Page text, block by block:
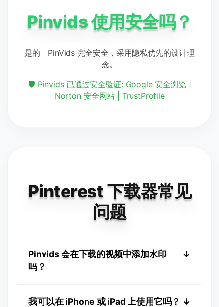
Pinvids 使用安全吗？
是的，PinVids 完全安全，采用隐私优先的设计理
念。
🛡️ Pinvids 已通过安全验证: Google 安全浏览 |
Norton 安全网站 | TrustProfile
Pinterest 下载器常见
问题
Pinvids 会在下载的视频中添加水印
吗？
↓
不会。Pinvids 提供原始状态的干净下载。与许
我可以在 iPhone 或 iPad 上使用它吗？ ↓